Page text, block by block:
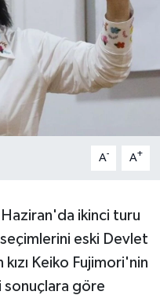
A- A+
Haziran'da ikinci turu
eski Devlet
Keiko Fujimori'nin
sonuçlara göre